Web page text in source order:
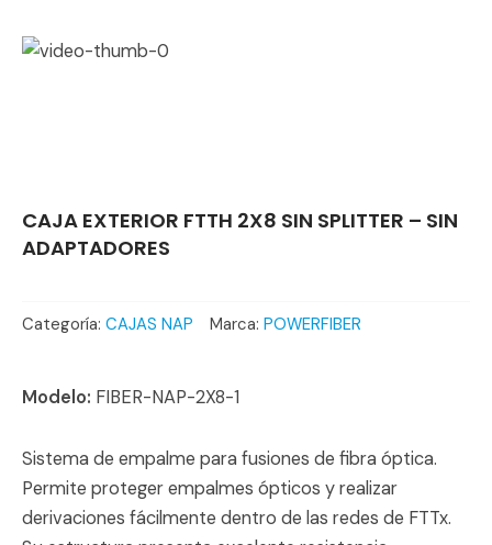
CAJA EXTERIOR FTTH 2X8 SIN SPLITTER – SIN
ADAPTADORES
Categoría: CAJAS NAP Marca: POWERFIBER
Modelo: FIBER-NAP-2X8-1
Sistema de empalme para fusiones de fibra óptica.
Permite proteger empalmes ópticos y realizar
derivaciones fácilmente dentro de las redes de FTTx.